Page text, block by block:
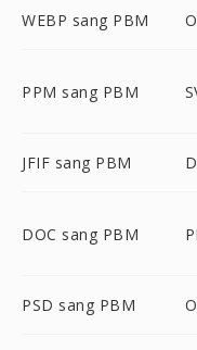
WEBP sang PBM
PPM sang PBM
JFIF sang PBM
DOC sang PBM
PSD sang PBM